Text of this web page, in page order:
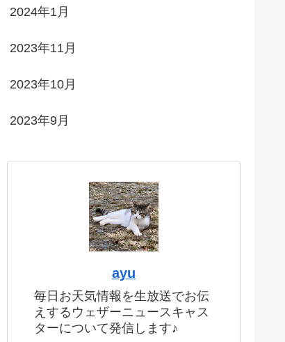
2024年1月
2023年11月
2023年10月
2023年9月
ayu
毎日お天気情報を生放送でお伝
えするウェザーニュースキャス
ターについて発信します♪